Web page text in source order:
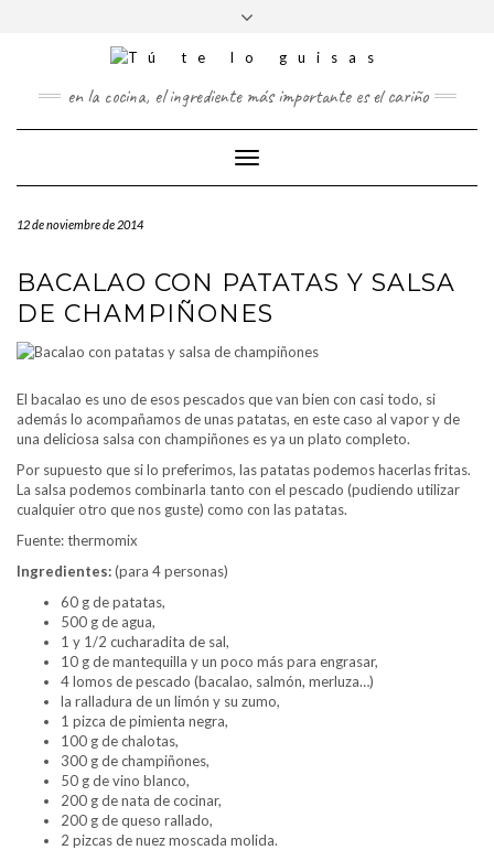
TWITTERPINTEREST
cabecera
en la cocina, el ingrediente más importante es el cariño
Cambiar
modo
12 de noviembre de 2014
BACALAO CON PATATAS Y SALSA
DE CHAMPIÑONES
El bacalao es uno de esos pescados que van bien con casi todo, si
además lo acompañamos de unas patatas, en este caso al vapor y de
una deliciosa salsa con champiñones es ya un plato completo.
Por supuesto que si lo preferimos, las patatas podemos hacerlas fritas.
La salsa podemos combinarla tanto con el pescado (pudiendo utilizar
cualquier otro que nos guste) como con las patatas.
Fuente: thermomix
Ingredientes:(para 4 personas)
60 g de patatas,
500 g de agua,
1 y 1/2 cucharadita de sal,
10 g de mantequilla y un poco más para engrasar,
4 lomos de pescado (bacalao, salmón, merluza…)
la ralladura de un limón y su zumo,
1 pizca de pimienta negra,
100 g de chalotas,
300 g de champiñones,
50 g de vino blanco,
200 g de nata de cocinar,
200 g de queso rallado,
2 pizcas de nuez moscada molida.